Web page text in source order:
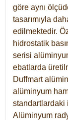
göre aynı
tasarımıyla
edilmektedir.
hidrostatik
serisi
ebatlarda
Duffmart
alüminyum
standartlardaki
Alüminyum